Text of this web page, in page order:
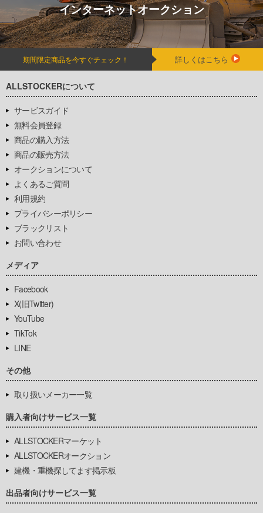
インターネットオークション
期間限定商品を今すぐチェック！ 詳しくはこちら
ALLSTOCKERについて
サービスガイド
無料会員登録
商品の購入方法
商品の販売方法
オークションについて
よくあるご質問
利用規約
プライバシーポリシー
ブラックリスト
お問い合わせ
メディア
Facebook
X(旧Twitter)
YouTube
TikTok
LINE
その他
取り扱いメーカー一覧
購入者向けサービス一覧
ALLSTOCKERマーケット
ALLSTOCKERオークション
建機・重機探してます掲示板
出品者向けサービス一覧